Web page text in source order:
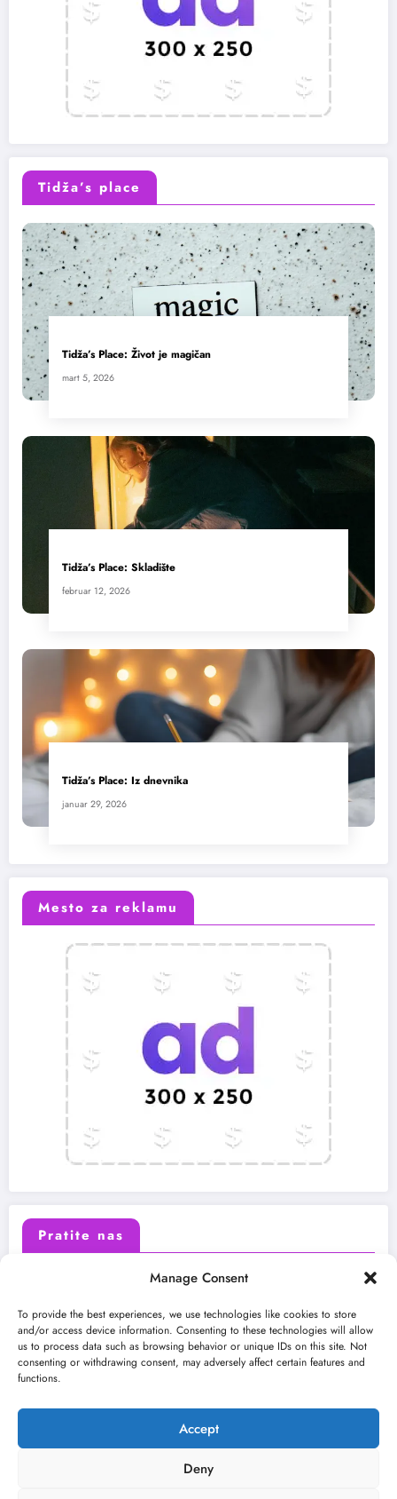
Manage Consent
To provide the best experiences, we use technologies like cookies to store
and/or access device information. Consenting to these technologies will allow
us to process data such as browsing behavior or unique IDs on this site. Not
consenting or withdrawing consent, may adversely affect certain features and
functions.
Accept
Deny
Tidža’s place
Tidža’s Place: Život je magičan
mart 5, 2026
Tidža’s Place: Skladište
februar 12, 2026
Tidža’s Place: Iz dnevnika
januar 29, 2026
Mesto za reklamu
Pratite nas
Instagram Youtube